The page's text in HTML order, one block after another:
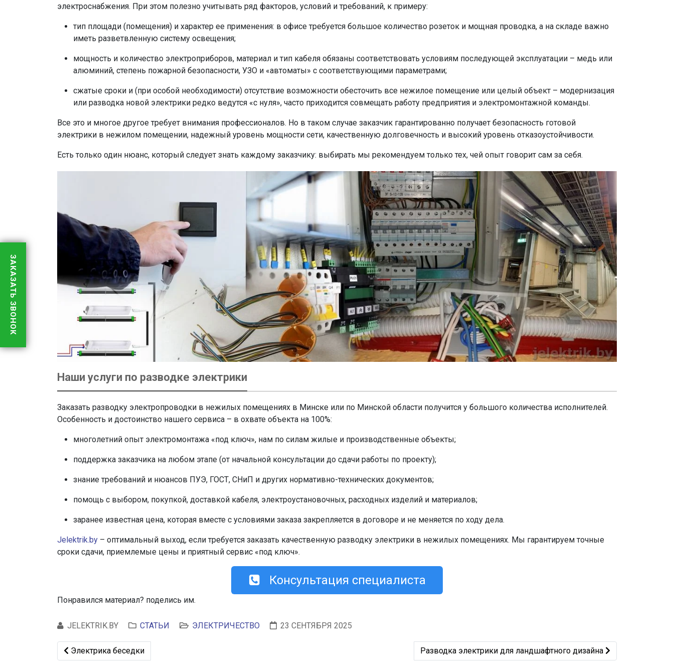
электроснабжения. При этом полезно учитывать ряд факторов, условий и требований, к примеру:
тип площади (помещения) и характер ее применения: в офисе требуется большое количество розеток и мощная проводка, а на складе важно
иметь разветвленную систему освещения;
мощность и количество электроприборов, материал и тип кабеля обязаны соответствовать условиям последующей эксплуатации – медь или
алюминий, степень пожарной безопасности, УЗО и «автоматы» с соответствующими параметрами;
сжатые сроки и (при особой необходимости) отсутствие возможности обесточить все нежилое помещение или целый объект – модернизация
или разводка новой электрики редко ведутся «с нуля», часто приходится совмещать работу предприятия и электромонтажной команды.
Все это и многое другое требует внимания профессионалов. Но в таком случае заказчик гарантированно получает безопасность готовой
электрики в нежилом помещении, надежный уровень мощности сети, качественную долговечность и высокий уровень отказоустойчивости.
Есть только один нюанс, который следует знать каждому заказчику: выбирать мы рекомендуем только тех, чей опыт говорит сам за себя.
Наши услуги по разводке электрики
Заказать разводку электропроводки в нежилых помещениях в Минске или по Минской области получится у большого количества исполнителей.
Особенность и достоинство нашего сервиса – в охвате объекта на 100%:
многолетний опыт электромонтажа «под ключ», нам по силам жилые и производственные объекты;
поддержка заказчика на любом этапе (от начальной консультации до сдачи работы по проекту);
знание требований и нюансов ПУЭ, ГОСТ, СНиП и других нормативно-технических документов;
помощь с выбором, покупкой, доставкой кабеля, электроустановочных, расходных изделий и материалов;
заранее известная цена, которая вместе с условиями заказа закрепляется в договоре и не меняется по ходу дела.
Jelektrik.by – оптимальный выход, если требуется заказать качественную разводку электрики в нежилых помещениях. Мы гарантируем точные
сроки сдачи, приемлемые цены и приятный сервис «под ключ».
Консультация специалиста
Понравился материал? поделись им.
JELEKTRIK.BY СТАТЬИ ЭЛЕКТРИЧЕСТВО 23 СЕНТЯБРЯ 2025
Предыдущий: Электрика беседки
Электрика беседки Следующий: Разводка электрики для ландшафтного дизайна
Разводка электрики для ландшафтного дизайна
ЗАКАЗАТЬ ЗВОНОК